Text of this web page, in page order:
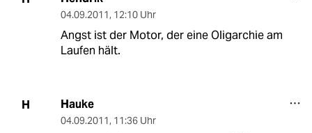
04.09.2011, 12:10 Uhr
Angst ist der Motor, der eine Oligarchie am
Laufen hält.
H Hauke
04.09.2011, 11:36 Uhr